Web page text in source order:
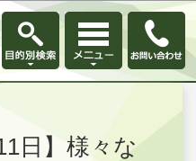
本文へ移動
日】様々な